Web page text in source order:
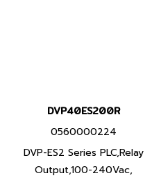
DVP40ES200R
0560000224
DVP-ES2 Series PLC,Relay
Output,100-240Vac,